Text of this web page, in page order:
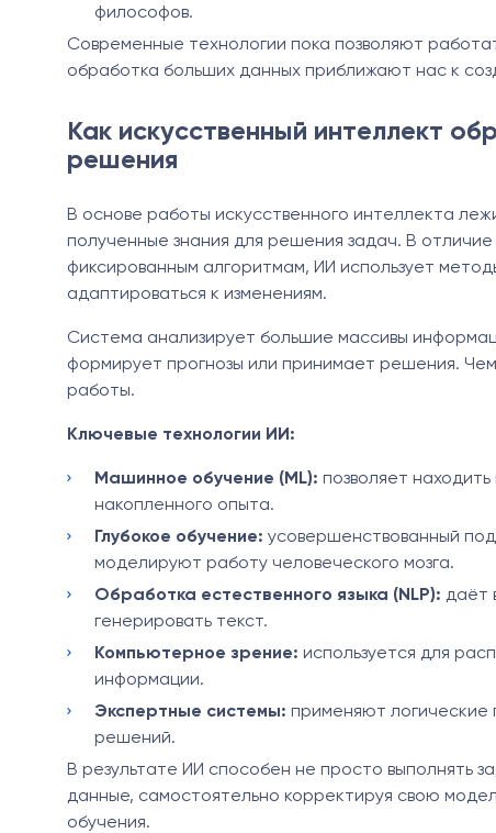
философов.
Современные технологии пока позволяют
обработка больших данных приближают нас к
Как искусственный интеллект
решения
В основе работы искусственного интеллекта
полученные знания для решения задач. В
фиксированным алгоритмам, ИИ использует
адаптироваться к изменениям.
Система анализирует большие массивы
формирует прогнозы или принимает решения.
работы.
Ключевые технологии ИИ:
Машинное обучение (ML): позволяет
накопленного опыта.
Глубокое обучение: усовершенствованный
моделируют работу человеческого мозга.
Обработка естественного языка (NLP): даёт
генерировать текст.
Компьютерное зрение: используется для
информации.
Экспертные системы: применяют логические
решений.
В результате ИИ способен не просто выполнять
данные, самостоятельно корректируя свою
обучения.